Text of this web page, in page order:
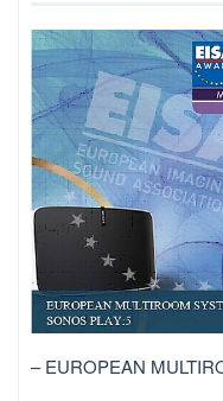
– EUROPEAN